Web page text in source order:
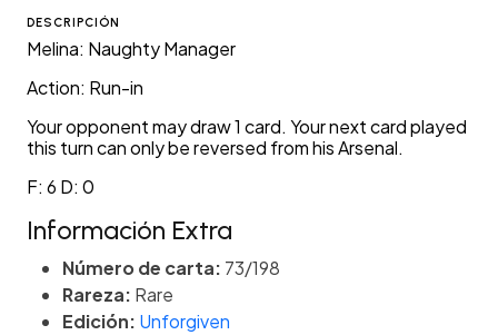
DESCRIPCIÓN
Melina: Naughty Manager
Action: Run-in
Your opponent may draw 1 card. Your next card played
this turn can only be reversed from his Arsenal.
F: 6 D: 0
Información Extra
Número de carta: 73/198
Rareza: Rare
Edición: Unforgiven